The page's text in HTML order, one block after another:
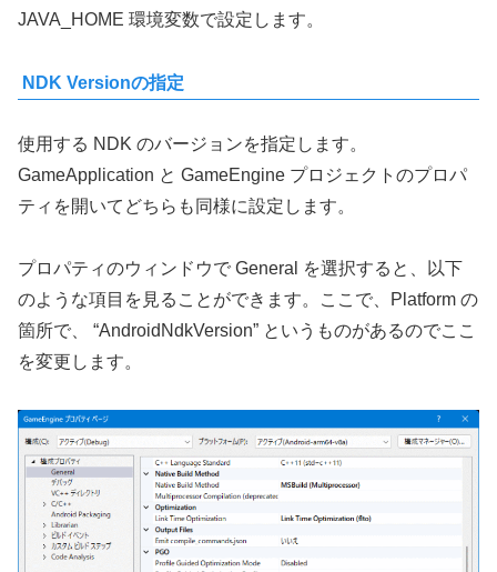
JAVA_HOME 環境変数で設定します。
NDK Versionの指定
使用する NDK のバージョンを指定します。
GameApplication と GameEngine プロジェクトのプロパ
ティを開いてどちらも同様に設定します。
プロパティのウィンドウで General を選択すると、以下
のような項目を見ることができます。ここで、Platform の
箇所で、 “AndroidNdkVersion” というものがあるのでここ
を変更します。